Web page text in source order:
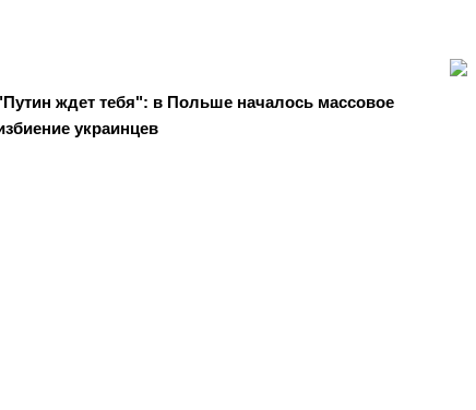
ждет тебя": в Польше началось массовое
украинцев